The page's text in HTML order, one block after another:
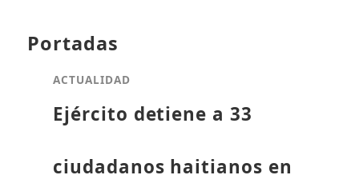
Portadas
ACTUALIDAD
Ejército detiene a 33
ciudadanos haitianos en